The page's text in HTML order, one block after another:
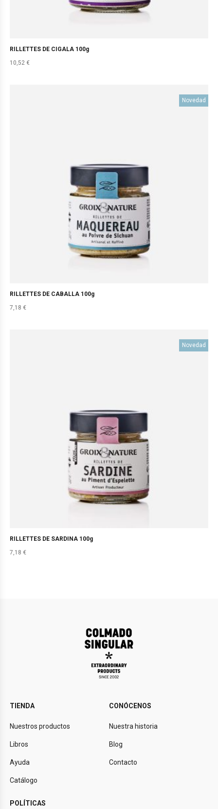
RILLETTES DE CIGALA 100g
10,52 €
Novedad
RILLETTES DE CABALLA 100g
7,18 €
Novedad
RILLETTES DE SARDINA 100g
7,18 €
TIENDA
Nuestros productos
Libros
Ayuda
Catálogo
CONÓCENOS
Nuestra historia
Blog
Contacto
POLÍTICAS